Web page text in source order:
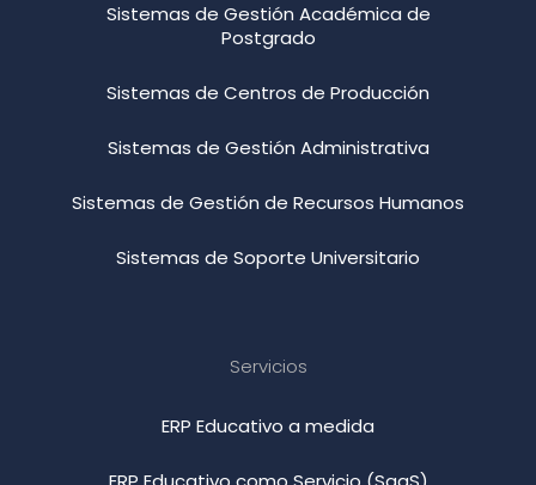
Sistemas de Gestión Académica de
Postgrado
Sistemas de Centros de Producción
Sistemas de Gestión Administrativa
Sistemas de Gestión de Recursos Humanos
Sistemas de Soporte Universitario
Servicios
ERP Educativo a medida